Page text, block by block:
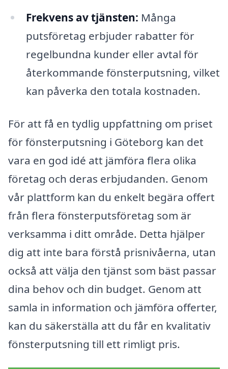
Frekvens av tjänsten: Många
putsföretag erbjuder rabatter för
regelbundna kunder eller avtal för
återkommande fönsterputsning, vilket
kan påverka den totala kostnaden.
För att få en tydlig uppfattning om priset
för fönsterputsning i Göteborg kan det
vara en god idé att jämföra flera olika
företag och deras erbjudanden. Genom
vår plattform kan du enkelt begära offert
från flera fönsterputsföretag som är
verksamma i ditt område. Detta hjälper
dig att inte bara förstå prisnivåerna, utan
också att välja den tjänst som bäst passar
dina behov och din budget. Genom att
samla in information och jämföra offerter,
kan du säkerställa att du får en kvalitativ
fönsterputsning till ett rimligt pris.